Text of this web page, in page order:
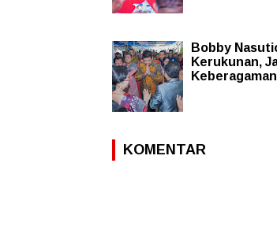
Bobby
Kerukunan,
KOMENTAR